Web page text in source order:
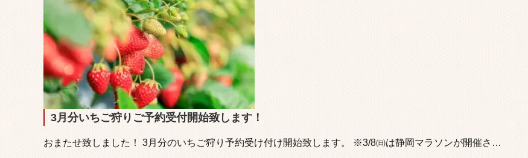
3月分いちご狩りご予約受付開始致します！
おまたせ致しました！ 3月分のいちご狩り予約受け付け開始致します。 ※3/8㈰は静岡マラソンが開催さ…